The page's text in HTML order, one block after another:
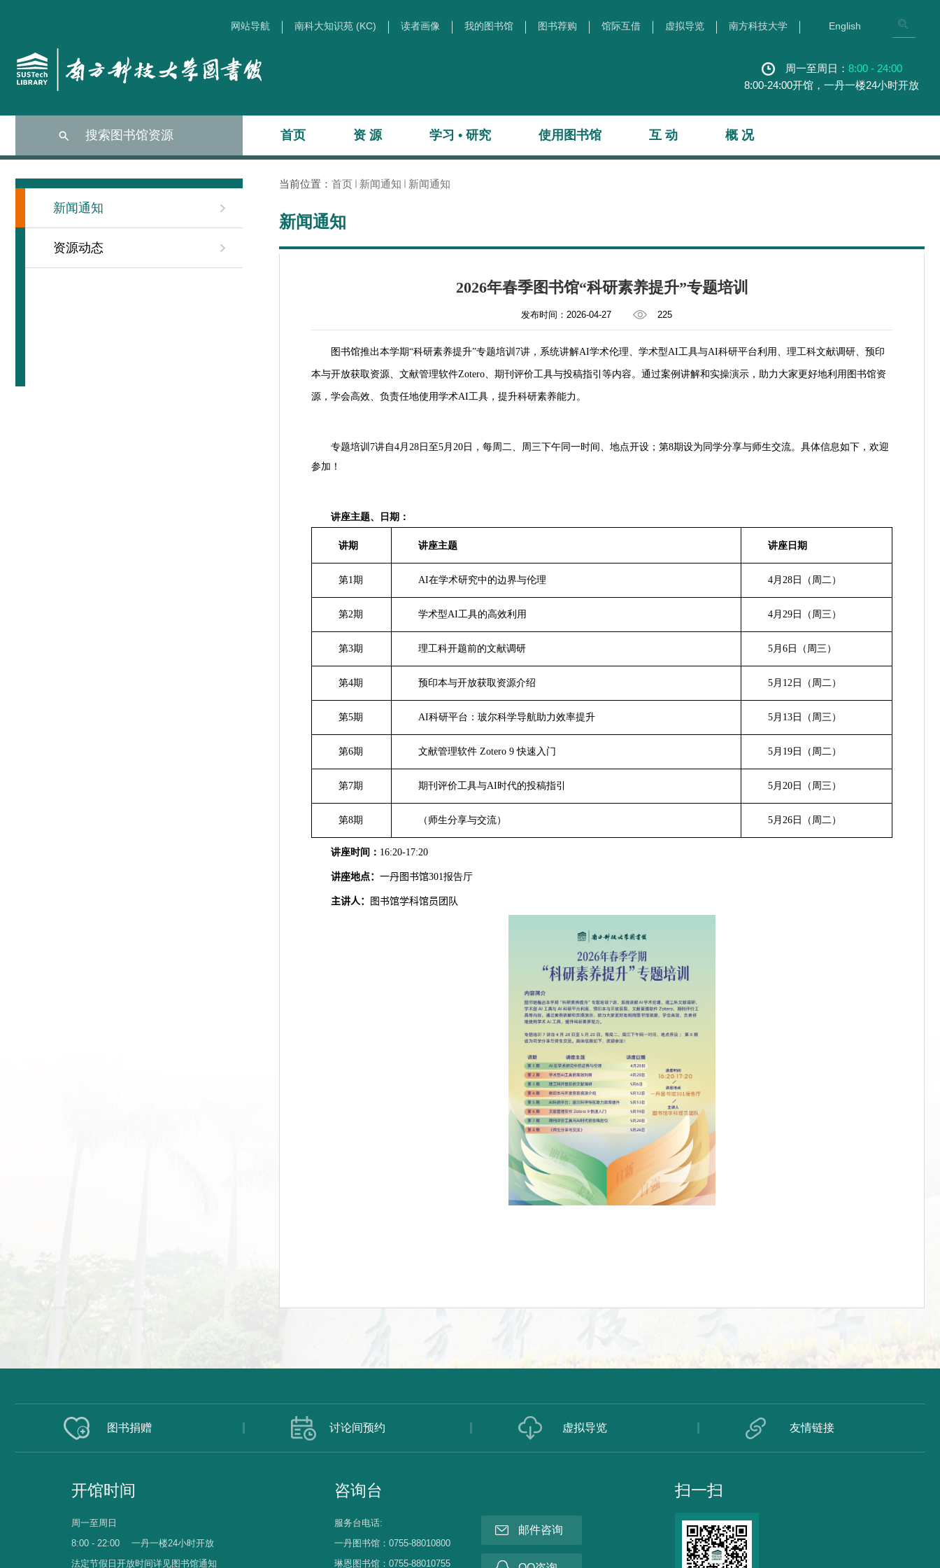
网站导航 南科大知识苑 (KC) 读者画像 我的图书馆 图书荐购 馆际互借 虚拟导览 南方科技大学 English
周一至周日： 8:00 - 24:00
8:00-24:00开馆，一丹一楼24小时开放
搜索图书馆资源 首页 资 源 学习 • 研究 使用图书馆 互 动 概 况
新闻通知
资源动态
当前位置： 首页 新闻通知 新闻通知
新闻通知
​2026年春季图书馆“科研素养提升”专题培训
发布时间：2026-04-27 225
图书馆推出本学期“科研素养提升”专题培训 7讲，系统讲解AI学术伦理、学术型AI工具与AI科研平台利用、理工科文献调研、预印
本与开放获取资源、文献管理软件Zotero、期刊评价工具与投稿指引等内容。通过案例讲解和实操演示，助力大家更好地利用图书馆资
源，学会高效、负责任地使用学术AI工具，提升科研素养能力。
专题培训 7讲自4月 28 日至5月 20 日，每周二、周三下午同一时间、地点开设；第8期设为同学分享与师生交流。具体信息如下，欢迎
参加！
讲座主题、日期：
讲期 讲座主题 讲座日期
第1期 AI在学术研究中的边界与伦理 4月 28 日（周二）
第2期 学术型AI工具的高效利用 4月 29 日（周三）
第3期 理工科开题前的文献调研 5月 6 日（周三）
第4期 预印本与开放获取资源介绍 5月 12 日（周二）
第5期 AI科研平台：玻尔科学导航助力效率提升 5月 13 日（周三）
第6期 文献管理软件 Zotero 9快速入门 5月 19 日（周二）
第7期 期刊评价工具与AI时代的投稿指引 5月 20 日（周三）
第8期 （师生分享与交流） 5月 26 日（周二）
讲座时间： 16:20-17:20
讲座地点： 一丹图书馆301报告厅
主讲人： 图书馆学科馆员团队
图书捐赠 讨论间预约 虚拟导览 友情链接
开馆时间
周一至周日
8:00 - 22:00
一丹一楼24小时开放
法定节假日开放时间详见图书馆通知
咨询台
服务台电话:
一丹图书馆：0755-88010800
琳恩图书馆：0755-88010755
邮件咨询
扫一扫